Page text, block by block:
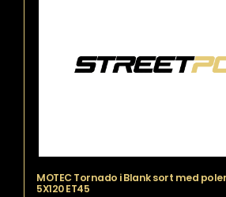
MOTEC Tornado i Blank sort med
5X120 ET45